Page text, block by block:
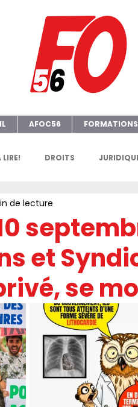
AFOC56 FORMATIONS
LIRE! DROITS
FGTAFO
AFOC Sondage Dates
PRESSE SNUDI
et
se
de lecture